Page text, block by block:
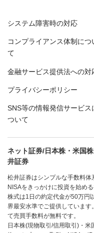
システム障害時の対応
コンプライアンス体制につ
て
金融サービス提供法への対
プライバシーポリシー
SNS等の情報発信サービス
ついて
ネット証券/日本株・米国
井証券
松井証券はシンプルな手数料
NISAをきっかけに投資を始め
株式は1日の約定代金が50万円
界最安水準でご提供していま
て売買手数料が無料です。
日本株(現物取引/信用取引)・